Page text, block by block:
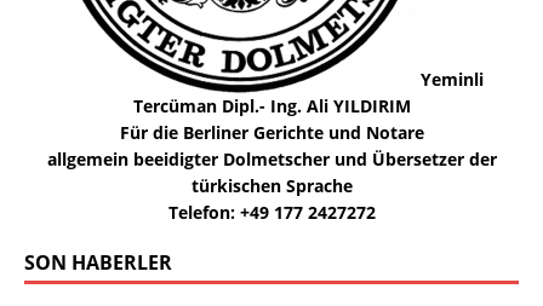
Yeminli
Tercüman Dipl.- Ing. Ali YILDIRIM
Für die Berliner Gerichte und Notare
allgemein beeidigter Dolmetscher und Übersetzer der
türkischen Sprache
Telefon: +49 177 2427272
SON HABERLER